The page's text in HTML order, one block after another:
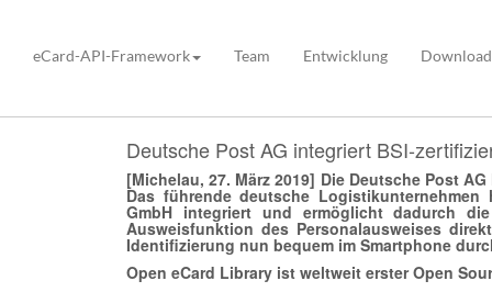
eCard-API-Framework Team Entwicklung Download
Deutsche Post AG integriert BSI-
[Michelau, 27. März 2019] Die Deutsche Post
Das führende deutsche
GmbH integriert und ermöglicht dadurch
Ausweisfunktion des Personalausweises
Identifizierung nun bequem im Smartphone
Open eCard Library ist weltweit erster Open